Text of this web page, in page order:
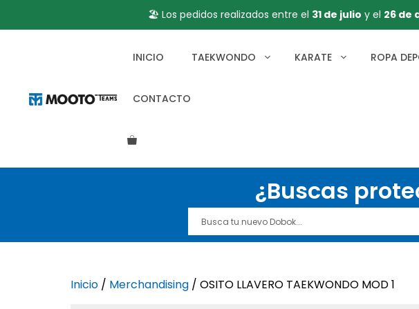
🏖️ Los pedidos realizados entre el 31 de julio y el 26 de
INICIO TAEKWONDO KARATE ROPA
CONTACTO
¿Buscas
Inicio / Merchandising / OSITO LLAVERO TAEKWONDO MOD 1